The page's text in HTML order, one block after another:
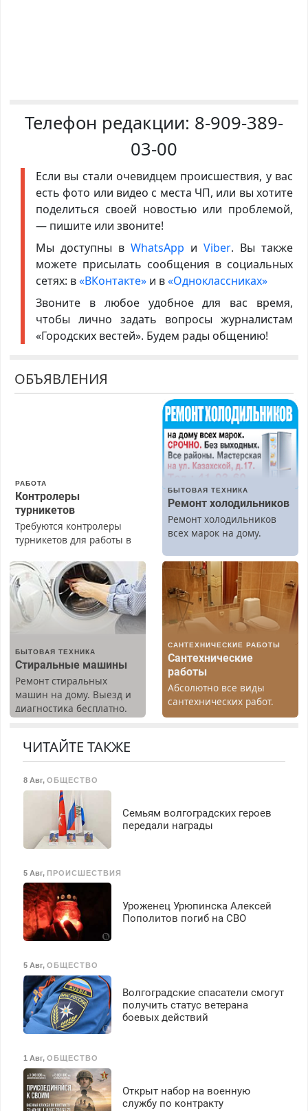
Телефон редакции: 8-909-389-
03-00
Если вы стали очевидцем происшествия, у вас
есть фото или видео с места ЧП, или вы хотите
поделиться своей новостью или проблемой,
— пишите или звоните!
Мы доступны в WhatsApp иViber. Вы также
можете присылать сообщения в социальных
сетях: в«ВКонтакте»и в«Одноклассниках»
Звоните в любое удобное для вас время,
чтобы лично задать вопросы журналистам
«Городских вестей». Будем рады общению!
ОБЪЯВЛЕНИЯ
РАБОТА
Контролеры
турникетов
Требуются контролеры
турникетов для работы в
(мужчины, женщины).
Прием по ТК РФ. График
работы любой.
Бесплатное проживание.
З/п – до 96000 рублей до
Ежемесячно
выплачивается денежная
премия. Возможно
бесплатное обучение,
получение документов,
работа инспектором по
безопасности с з/п до
125000 руб.
БЫТОВАЯ ТЕХНИКА
Ремонт холодильников
Ремонт холодильников
всех марок на дому.
БЫТОВАЯ ТЕХНИКА
Стиральные машины
Ремонт стиральных
машин на дому. Выезд и
диагностика бесплатно.
САНТЕХНИЧЕСКИЕ РАБОТЫ
Сантехнические
работы
Абсолютно все виды
сантехнических работ.
Быстро. Качественно.
ЧИТАЙТЕ ТАКЖЕ
8 Авг, ОБЩЕСТВО
Семьям волгоградских героев
передали награды
5 Авг, ПРОИСШЕСТВИЯ
Уроженец Урюпинска Алексей
Пополитов погиб на СВО
5 Авг, ОБЩЕСТВО
Волгоградские спасатели смогут
получить статус ветерана
боевых действий
1 Авг, ОБЩЕСТВО
Открыт набор на военную
службу по контракту